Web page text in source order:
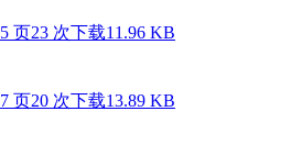
5 页23 次下载11.96 KB
7 页20 次下载13.89 KB